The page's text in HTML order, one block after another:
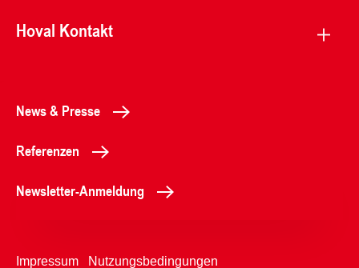
Hoval Kontakt
News & Presse
Referenzen
Newsletter-Anmeldung
Impressum Nutzungsbedingungen